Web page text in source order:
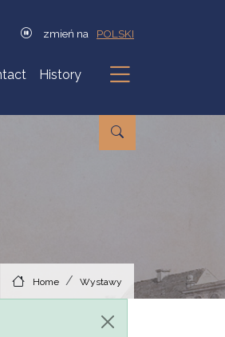
zmień na POLSKI
History
Submenu
Home Wystawy